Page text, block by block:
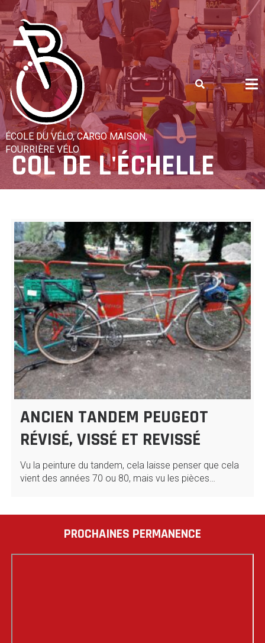
Skip
to
content
ÉCOLE DU VÉLO, CARGO MAISON,
FOURRIÈRE VÉLO
COL DE L'ÉCHELLE
ANCIEN TANDEM PEUGEOT
RÉVISÉ, VISSÉ ET REVISSÉ
Vu la peinture du tandem, cela laisse penser que cela
vient des années 70 ou 80, mais vu les pièces…
PROCHAINES PERMANENCE